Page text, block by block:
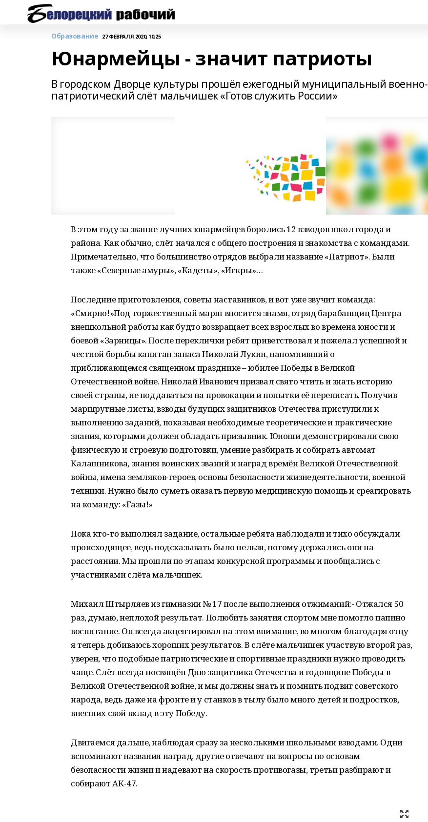
Образование 27 ФЕВРАЛЯ 2020, 10:25
Юнармейцы - значит патриоты
В городском Дворце культуры прошёл ежегодный муниципальный военно-
патриотический слёт мальчишек «Готов служить России»
В этом году за звание лучших юнармейцев боролись 12 взводов школ города и
района. Как обычно, слёт начался с общего построения и знакомства с командами.
Примечательно, что большинство отрядов выбрали название «Патриот». Были
также «Северные амуры», «Кадеты», «Искры»…
Последние приготовления, советы наставников, и вот уже звучит команда:
«Смирно!»Под торжественный марш вносится знамя, отряд барабанщиц Центра
внешкольной работы как будто возвращает всех взрослых во времена юности и
боевой «Зарницы». После переклички ребят приветствовал и пожелал успешной и
честной борьбы капитан запаса Николай Лукин, напомнивший о
приближающемся священном празднике – юбилее Победы в Великой
Отечественной войне. Николай Иванович призвал свято чтить и знать историю
своей страны, не поддаваться на провокации и попытки её переписать. Получив
маршрутные листы, взводы будущих защитников Отечества приступили к
выполнению заданий, показывая необходимые теоретические и практические
знания, которыми должен обладать призывник. Юноши демонстрировали свою
физическую и строевую подготовки, умение разбирать и собирать автомат
Калашникова, знания воинских званий и наград времён Великой Отечественной
войны, имена земляков-героев, основы безопасности жизнедеятельности, военной
техники. Нужно было суметь оказать первую медицинскую помощь и среагировать
на команду: «Газы!»
Пока кто-то выполнял задание, остальные ребята наблюдали и тихо обсуждали
происходящее, ведь подсказывать было нельзя, потому держались они на
расстоянии. Мы прошли по этапам конкурсной программы и пообщались с
участниками слёта мальчишек.
Михаил Штырляев из гимназии № 17 после выполнения отжиманий:- Отжался 50
раз, думаю, неплохой результат. Полюбить занятия спортом мне помогло папино
воспитание. Он всегда акцентировал на этом внимание, во многом благодаря отцу
я теперь добиваюсь хороших результатов. В слёте мальчишек участвую второй раз,
уверен, что подобные патриотические и спортивные праздники нужно проводить
чаще. Слёт всегда посвящён Дню защитника Отечества и годовщине Победы в
Великой Отечественной войне, и мы должны знать и помнить подвиг советского
народа, ведь даже на фронте и у станков в тылу было много детей и подростков,
внесших свой вклад в эту Победу.
Двигаемся дальше, наблюдая сразу за несколькими школьными взводами. Одни
вспоминают названия наград, другие отвечают на вопросы по основам
безопасности жизни и надевают на скорость противогазы, третьи разбирают и
собирают АК-47.